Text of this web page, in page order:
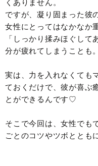
くありません。
ですが、凝り固まった彼
女性にとってはなかなか
「しっかり揉みほぐして
分が疲れてしまうことも。
実は、力を入れなくても
ておくだけで、彼が喜ぶ
とができるんです♡
そこで今回は、女性でも
ごとのコツやツボととも